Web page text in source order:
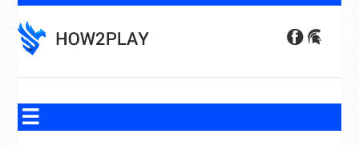
to
content